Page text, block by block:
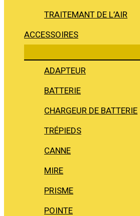
TRAITEMANT DE L’AIR
ACCESSOIRES
ADAPTEUR
BATTERIE
CHARGEUR DE BATTERIE
TRÉPIEDS
CANNE
MIRE
PRISME
POINTE